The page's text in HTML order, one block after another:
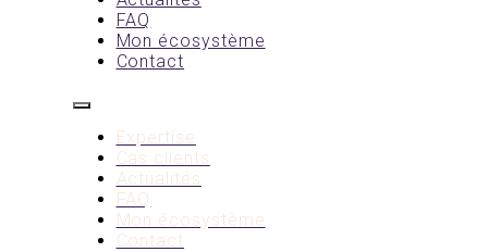
FAQ
Mon écosystème
Contact
Expertise
Cas clients
Actualités
FAQ
Mon écosystème
Contact